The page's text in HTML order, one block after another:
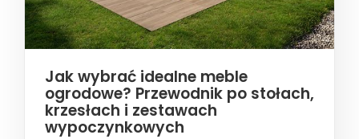
Jak wybrać idealne meble
ogrodowe? Przewodnik po stołach,
krzesłach i zestawach
wypoczynkowych